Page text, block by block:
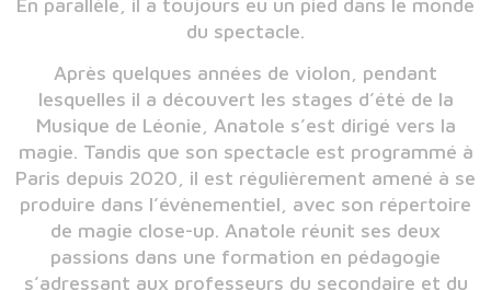
En parallèle, il a toujours eu un pied dans le monde
du spectacle.
Après quelques années de violon, pendant
lesquelles il a découvert les stages d’été de la
Musique de Léonie, Anatole s’est dirigé vers la
magie. Tandis que son spectacle est programmé à
Paris depuis 2020, il est régulièrement amené à se
produire dans l’évènementiel, avec son répertoire
de magie close-up. Anatole réunit ses deux
passions dans une formation en pédagogie
s’adressant aux professeurs du secondaire et du